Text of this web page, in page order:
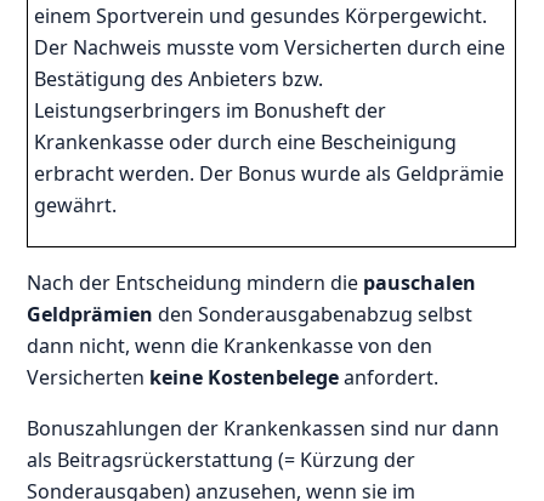
einem Sportverein und gesundes Körpergewicht.
Der Nachweis musste vom Versicherten durch eine
Bestätigung des Anbieters bzw.
Leistungserbringers im Bonusheft der
Krankenkasse oder durch eine Bescheinigung
erbracht werden. Der Bonus wurde als Geldprämie
gewährt.
Nach der Entscheidung mindern die pauschalen
Geldprämien den Sonderausgabenabzug selbst
dann nicht, wenn die Krankenkasse von den
Versicherten keine Kostenbelegeanfordert.
Bonuszahlungen der Krankenkassen sind nur dann
als Beitragsrückerstattung (= Kürzung der
Sonderausgaben) anzusehen, wenn sie im